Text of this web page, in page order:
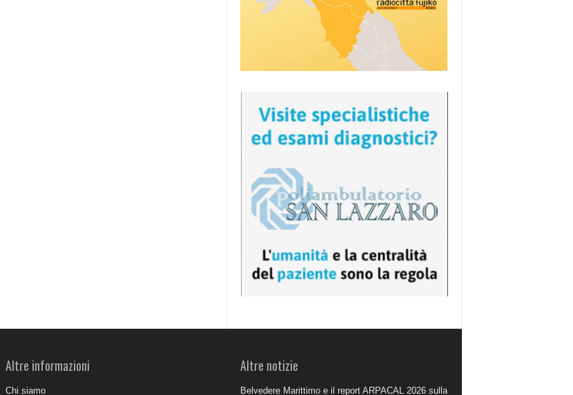
Altre informazioni
Chi siamo
Altre notizie
Belvedere Marittimo e il report ARPACAL 2026 sulla